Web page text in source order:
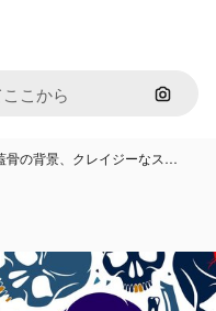
画像で
骨の背景、クレイジーなス…